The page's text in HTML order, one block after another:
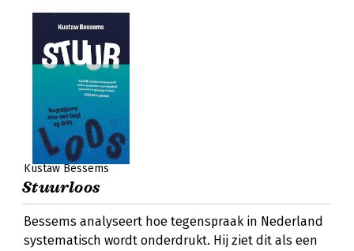
Kustaw Bessems
Stuurloos
Bessems analyseert hoe tegenspraak in Nederland
systematisch wordt onderdrukt. Hij ziet dit als een